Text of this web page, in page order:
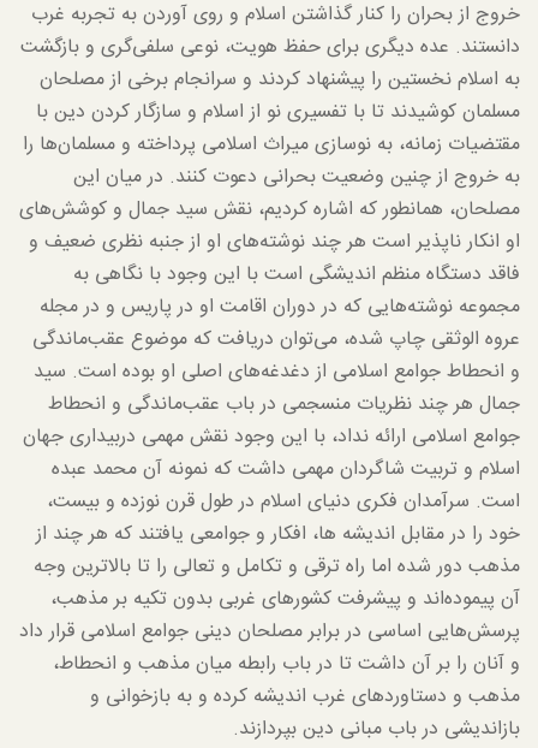
خروج از بحران را کنار گذاشتن اسلام و روی آوردن به تجربه غرب
دانستند. عده دیگری برای حفظ هویت، نوعی سلفی‌گری و بازگشت
به اسلام نخستین را پیشنهاد کردند و سرانجام برخی از مصلحان
مسلمان کوشیدند تا با تفسیری نو از اسلام و سازگار کردن دین با
مقتضیات زمانه، به نوسازی میراث اسلامی پرداخته و مسلمان‌ها را
به خروج از چنین وضعیت بحرانی دعوت کنند. در میان این
مصلحان، همانطور که اشاره کردیم، نقش سید جمال و کوشش‌های
او انکار ناپذیر است هر چند نوشته‌های او از جنبه نظری ضعیف و
فاقد دستگاه منظم اندیشگی است با این وجود با نگاهی به
مجموعه نوشته‌هایی که در دوران اقامت او در پاریس و در مجله
عروه الوثقی چاپ شده، می‌توان دریافت که موضوع عقب‌ماندگی
و انحطاط جوامع اسلامی از دغدغه‌های اصلی او بوده است. سید
جمال هر چند نظریات منسجمی در باب عقب‌ماندگی و انحطاط
جوامع اسلامی ارائه نداد، با این وجود نقش مهمی دربیداری جهان
اسلام و تربیت شاگردان مهمی داشت که نمونه آن محمد عبده
است. سرآمدان فکری دنیای اسلام در طول قرن نوزده و بیست،
خود را در مقابل اندیشه ها، افکار و جوامعی یافتند که هر چند از
مذهب دور شده اما راه ترقی و تکامل و تعالی را تا بالاترین وجه
آن پیموده‌اند و پیشرفت کشورهای غربی بدون تکیه بر مذهب،
پرسش‌هایی اساسی در برابر مصلحان دینی جوامع اسلامی قرار داد
و آنان را بر آن داشت تا در باب رابطه میان مذهب و انحطاط،
مذهب و دستاوردهای غرب اندیشه کرده و به بازخوانی و
بازاندیشی در باب مبانی دین بپردازند.